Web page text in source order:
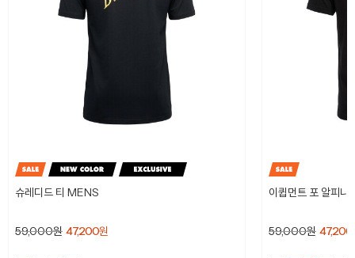
슈레디드 티 MENS
59,000원 47,200원
이큅먼트 포 알피
59,000원 47,200